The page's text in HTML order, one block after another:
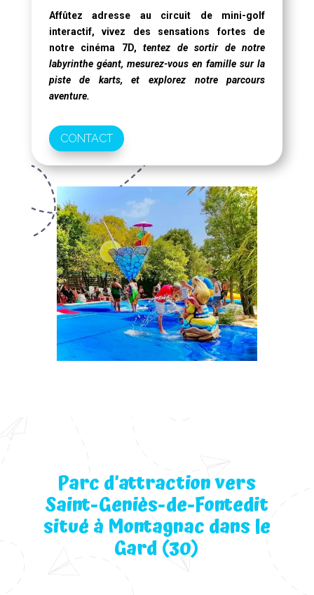
Affûtez adresse au circuit de mini-golf
interactif, vivez des sensations fortes de
notre cinéma 7D,tentez de sortir de notre
labyrinthe géant, mesurez-vous en famille sur la
piste de karts, et explorez notre parcours
aventure.
CONTACT
Parc d’attraction vers
Saint-Geniès-de-Fontedit
situé à Montagnac dans le
Gard (30)